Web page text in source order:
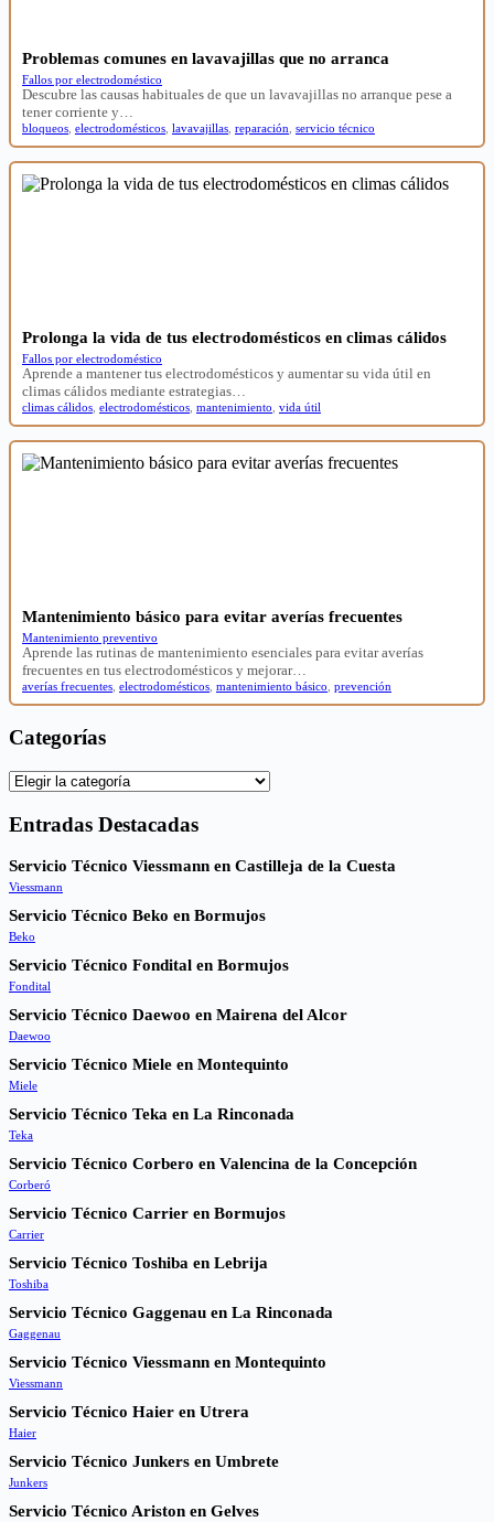
Problemas comunes en lavavajillas que no arranca
Fallos por electrodoméstico
Descubre las causas habituales de que un lavavajillas no arranque pese a
tener corriente y…
bloqueos electrodomésticos lavavajillas reparación servicio técnico
Prolonga la vida de tus electrodomésticos en climas cálidos
Fallos por electrodoméstico
Aprende a mantener tus electrodomésticos y aumentar su vida útil en
climas cálidos mediante estrategias…
climas cálidos electrodomésticos mantenimiento vida útil
Mantenimiento básico para evitar averías frecuentes
Mantenimiento preventivo
Aprende las rutinas de mantenimiento esenciales para evitar averías
frecuentes en tus electrodomésticos y mejorar…
averías frecuentes electrodomésticos mantenimiento básico prevención
Categorías
Categorías
Entradas Destacadas
Servicio Técnico Viessmann en Castilleja de la Cuesta
Viessmann
Servicio Técnico Beko en Bormujos
Beko
Servicio Técnico Fondital en Bormujos
Fondital
Servicio Técnico Daewoo en Mairena del Alcor
Daewoo
Servicio Técnico Miele en Montequinto
Miele
Servicio Técnico Teka en La Rinconada
Teka
Servicio Técnico Corbero en Valencina de la Concepción
Corberó
Servicio Técnico Carrier en Bormujos
Carrier
Servicio Técnico Toshiba en Lebrija
Toshiba
Servicio Técnico Gaggenau en La Rinconada
Gaggenau
Servicio Técnico Viessmann en Montequinto
Viessmann
Servicio Técnico Haier en Utrera
Haier
Servicio Técnico Junkers en Umbrete
Junkers
Servicio Técnico Ariston en Gelves